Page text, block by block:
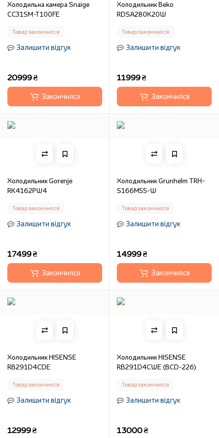
Холодильна камера Snaige
CC31SM-T100FE
Товар закончился
Залишити відгук
20999 ₴
Закончился
Холодильник Beko
RDSA280K20W
Товар закончился
Залишити відгук
11999 ₴
Закончился
Холодильник Gorenje
RK4162PW4
Товар закончился
Залишити відгук
17499 ₴
Закончился
Холодильник Grunhelm TRH-
S166M55-W
Товар закончился
Залишити відгук
14999 ₴
Закончился
Холодильник HISENSE
RB291D4CDE
Товар закончился
Залишити відгук
12999 ₴
Холодильник HISENSE
RB291D4CWE (BCD-226)
Товар закончился
Залишити відгук
13000 ₴